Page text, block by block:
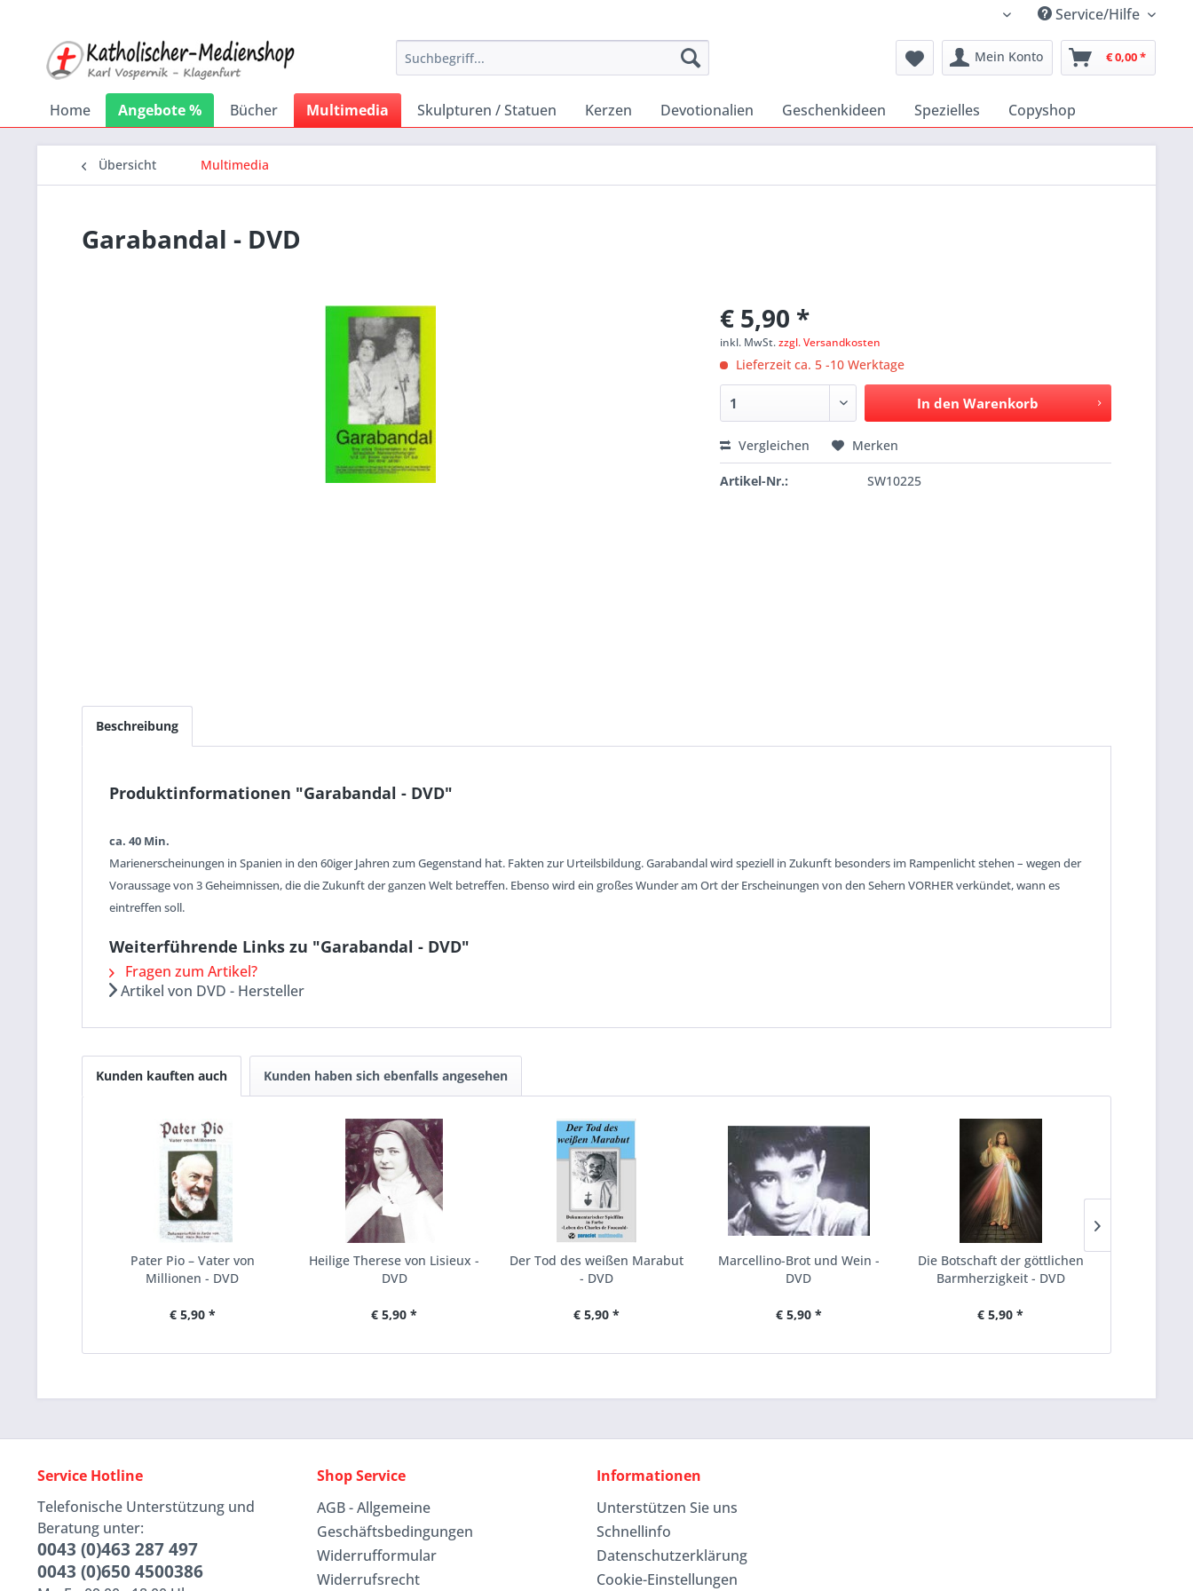
Katholischer Medienshop
Service/Hilfe
Mein Konto € 0,00 *
Home Angebote % Bücher Multimedia Skulpturen / Statuen Kerzen Devotionalien Geschenkideen Spezielles Copyshop
Übersicht Multimedia
Garabandal - DVD
€ 5,90 *
inkl. MwSt.zzgl. Versandkosten
Lieferzeit ca. 5 -10 Werktage
In den Warenkorb
Vergleichen Merken
Artikel-Nr.: SW10225
Beschreibung
Produktinformationen "Garabandal - DVD"
ca. 40 Min.
Marienerscheinungen in Spanien in den 60iger Jahren zum Gegenstand hat. Fakten zur Urteilsbildung. Garabandal wird speziell in Zukunft besonders im Rampenlicht stehen – wegen der
Voraussage von 3 Geheimnissen, die die Zukunft der ganzen Welt betreffen. Ebenso wird ein großes Wunder am Ort der Erscheinungen von den Sehern VORHER verkündet, wann es
eintreffen soll.
Weiterführende Links zu "Garabandal - DVD"
Fragen zum Artikel?
Artikel von DVD - Hersteller
Kunden kauften auch Kunden haben sich ebenfalls angesehen
Pater Pio – Vater von
Millionen - DVD
€ 5,90 *
Heilige Therese von Lisieux -
DVD
€ 5,90 *
Der Tod des weißen Marabut
- DVD
€ 5,90 *
Marcellino-Brot und Wein -
DVD
€ 5,90 *
Die Botschaft der göttlichen
Barmherzigkeit - DVD
€ 5,90 *
Service Hotline
Telefonische Unterstützung und
Beratung unter:
0043 (0)463 287 497
0043 (0)650 4500386
Shop Service
AGB - Allgemeine
Geschäftsbedingungen
Widerrufformular
Widerrufsrecht
Informationen
Unterstützen Sie uns
Schnellinfo
Datenschutzerklärung
Cookie-Einstellungen